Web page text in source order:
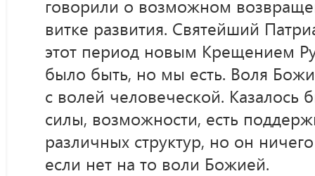
говорили о возможном
витке развития. Святейший
этот период новым Крещением
было быть, но мы есть. Воля
с волей человеческой. Казалось
силы, возможности, есть
различных структур, но он
если нет на то воли Божией.